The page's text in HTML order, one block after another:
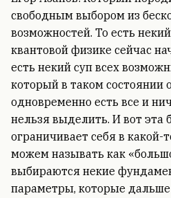
свободным выбором из
возможностей. То есть
квантовой физике сейчас
есть некий суп всех
который в таком состоянии
одновременно есть все и
нельзя выделить. И вот эта
ограничивает себя в
можем называть как
выбираются некие
параметры, которые